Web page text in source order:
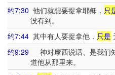
约7:30 他们就想要捉拿耶稣． 只
没有到。
约7:44 其中有人要捉拿他． 只是
约9:29 神对摩西说话、是我们
道他从那里来。